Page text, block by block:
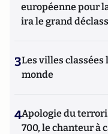
européenne pour
ira le grand
3Les villes
monde
4Apologie du
700, le chanteur à